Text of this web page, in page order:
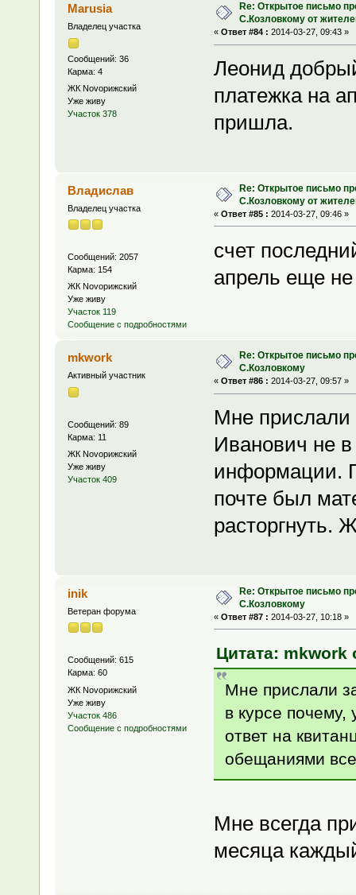
Marusia
Владелец участка
Сообщений: 36
Карма: 4
ЖК Novoрижский
Уже живу
Участок 378
Re: Открытое письмо
С.Козловкому от
« Ответ #84 : 2014-03-27, 09:43 »
Леонид
платежка на
пришла.
Владислав
Владелец участка
Сообщений: 2057
Карма: 154
ЖК Novoрижский
Уже живу
Участок 119
Сообщение с подробностями
Re: Открытое письмо
С.Козловкому от
« Ответ #85 : 2014-03-27, 09:46 »
счет
апрель еще
mkwork
Активный участник
Сообщений: 89
Карма: 11
ЖК Novoрижский
Уже живу
Участок 409
Re: Открытое письмо
С.Козловкому
« Ответ #86 : 2014-03-27, 09:57 »
Мне прислали
Иванович не в
информации.
почте был
расторгнуть.
inik
Ветеран форума
Сообщений: 615
Карма: 60
ЖК Novoрижский
Уже живу
Участок 486
Сообщение с подробностями
Re: Открытое письмо
С.Козловкому
« Ответ #87 : 2014-03-27, 10:18 »
Цитата: mkwork
Мне прислали
в курсе
ответ на
обещаниями
Мне всегда
месяца